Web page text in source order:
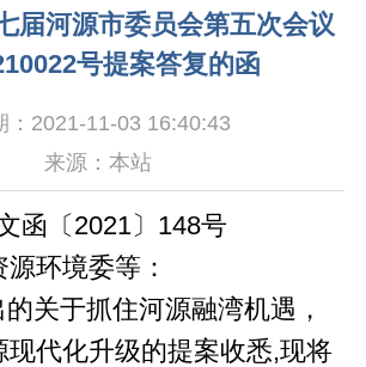
届河源市委员会第五次会议
号提案答复的函
：2021-11-03 16:40:43
来源：本站
函〔2021〕148号
环境委等：
于抓住河源融湾机遇，
现代化升级的提案收悉,现将